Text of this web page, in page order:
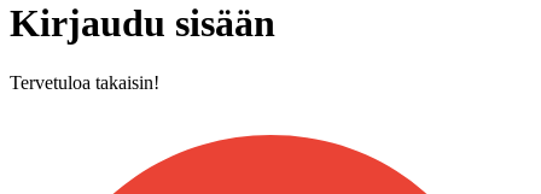
Kirjaudu sisään
Tervetuloa takaisin!